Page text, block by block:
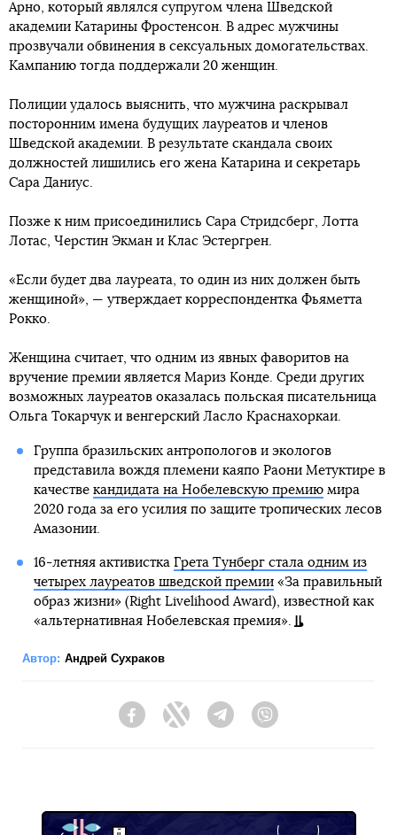
Арно, который являлся супругом члена Шведской
академии Катарины Фростенсон. В адрес мужчины
прозвучали обвинения в сексуальных домогательствах.
Кампанию тогда поддержали 20 женщин.
Полиции удалось выяснить, что мужчина раскрывал
посторонним имена будущих лауреатов и членов
Шведской академии. В результате скандала своих
должностей лишились его жена Катарина и секретарь
Сара Даниус.
Позже к ним присоединились Сара Стридсберг, Лотта
Лотас, Черстин Экман и Клас Эстергрен.
«Если будет два лауреата, то один из них должен быть
женщиной», — утверждает корреспондентка Фьяметта
Рокко.
Женщина считает, что одним из явных фаворитов на
вручение премии является Мариз Конде. Среди других
возможных лауреатов оказалась польская писательница
Ольга Токарчук и венгерский Ласло Краснахоркаи.
Группа бразильских антропологов и экологов
представила вождя племени каяпо Раони Метуктире в
качестве кандидата на Нобелевскую премиюмира
2020 года за его усилия по защите тропических лесов
Амазонии.
16-летняя активистка Грета Тунберг стала одним из
четырех лауреатов шведской премии«За правильный
образ жизни» (Right Livelihood Award), известной как
«альтернативная Нобелевская премия».
Автор: Андрей Сухраков
FacebookTwitter Telegram